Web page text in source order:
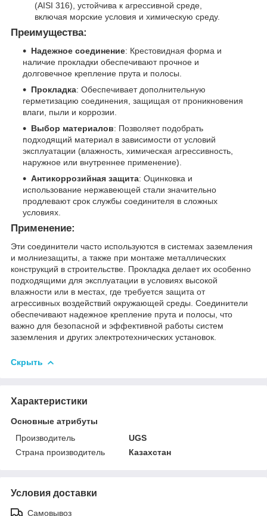
(AISI 316), устойчива к агрессивной среде,
включая морские условия и химическую среду.
Преимущества:
Надежное соединение: Крестовидная форма и
наличие прокладки обеспечивают прочное и
долговечное крепление прута и полосы.
Прокладка: Обеспечивает дополнительную
герметизацию соединения, защищая от проникновения
влаги, пыли и коррозии.
Выбор материалов: Позволяет подобрать
подходящий материал в зависимости от условий
эксплуатации (влажность, химическая агрессивность,
наружное или внутреннее применение).
Антикоррозийная защита: Оцинковка и
использование нержавеющей стали значительно
продлевают срок службы соединителя в сложных
условиях.
Применение:
Эти соединители часто используются в системах заземления
и молниезащиты, а также при монтаже металлических
конструкций в строительстве. Прокладка делает их особенно
подходящими для эксплуатации в условиях высокой
влажности или в местах, где требуется защита от
агрессивных воздействий окружающей среды. Соединители
обеспечивают надежное крепление прута и полосы, что
важно для безопасной и эффективной работы систем
заземления и других электротехнических установок.
Скрыть
Характеристики
Основные атрибуты
Производитель
UGS
Страна производитель
Казахстан
Условия доставки
Самовывоз